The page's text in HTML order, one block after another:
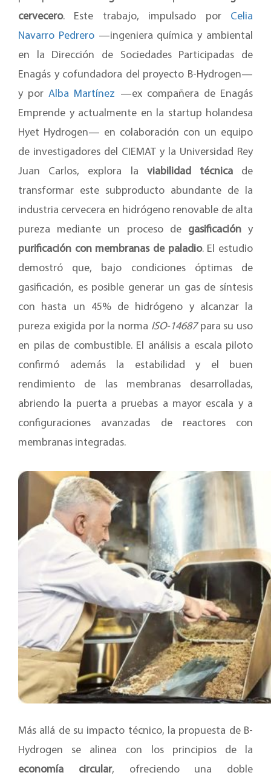
cervecero. Este trabajo, impulsado por Celia
Navarro Pedrero—ingeniera química y ambiental
en la Dirección de Sociedades Participadas de
Enagás y cofundadora del proyecto B-Hydrogen—
y porAlba Martínez —ex compañera de Enagás
Emprende y actualmente en la startup holandesa
Hyet Hydrogen— en colaboración con un equipo
de investigadores del CIEMAT y la Universidad Rey
Juan Carlos, explora la viabilidad técnicade
transformar este subproducto abundante de la
industria cervecera en hidrógeno renovable de alta
pureza mediante un proceso de gasificacióny
purificación con membranas de paladio. El estudio
demostró que, bajo condiciones óptimas de
gasificación, es posible generar un gas de síntesis
con hasta un 45% de hidrógeno y alcanzar la
pureza exigida por la norma ISO-14687para su uso
en pilas de combustible. El análisis a escala piloto
confirmó además la estabilidad y el buen
rendimiento de las membranas desarrolladas,
abriendo la puerta a pruebas a mayor escala y a
configuraciones avanzadas de reactores con
membranas integradas.
Más allá de su impacto técnico, la propuesta de B-
Hydrogen se alinea con los principios de la
economía circular, ofreciendo una doble